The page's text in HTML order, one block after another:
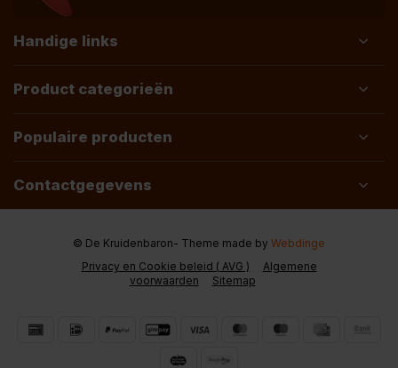
Handige links
Product categorieën
Populaire producten
Contactgegevens
Privacy en Cookie beleid ( AVG )
Algemene
voorwaarden
Sitemap
© De Kruidenbaron- Theme made by Webdinge